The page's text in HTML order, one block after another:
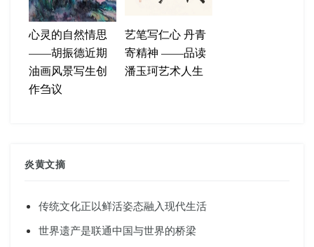
心灵的自然情思
——胡振德近期
油画风景写生创
作刍议
艺笔写仁心 丹青
寄精神 ——品读
潘玉珂艺术人生
炎黄文摘
传统文化正以鲜活姿态融入现代生活
世界遗产是联通中国与世界的桥梁